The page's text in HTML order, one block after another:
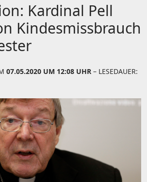
Kardinal Pell
Kindesmissbrauch
07.05.2020 UM 12:08 UHR – LESEDAUER: